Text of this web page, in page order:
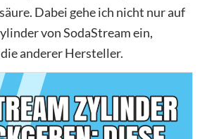
Dabei gehe ich nicht nur auf
von SodaStream ein,
anderer Hersteller.